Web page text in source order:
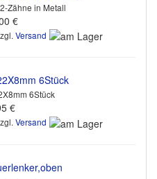
Zähne in Metall
€
Versand
6Stück
€
Versand